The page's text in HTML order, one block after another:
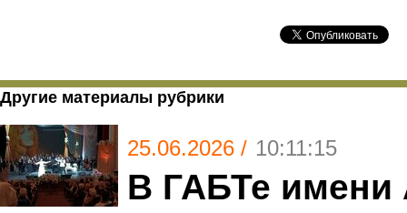
Другие материалы рубрики
25.06.2026 / 10:11:15
В ГАБТе имени